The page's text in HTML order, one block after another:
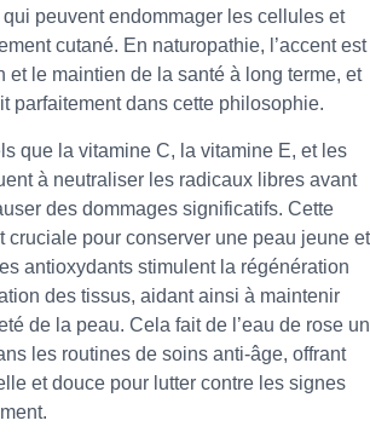
peuvent endommager les cellules et
cutané. En naturopathie, l’accent est
et le maintien de la santé à long terme, et
parfaitement dans cette philosophie.
que la vitamine C, la vitamine E, et les
à neutraliser les radicaux libres avant
des dommages significatifs. Cette
cruciale pour conserver une peau jeune et
antioxydants stimulent la régénération
des tissus, aidant ainsi à maintenir
de la peau. Cela fait de l’eau de rose un
les routines de soins anti-âge, offrant
et douce pour lutter contre les signes